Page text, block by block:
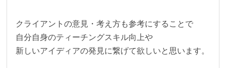
クライアントの意見・考え方も参考にすることで
自分自身のティーチングスキル向上や
新しいアイディアの発見に繋げて欲しいと思います。